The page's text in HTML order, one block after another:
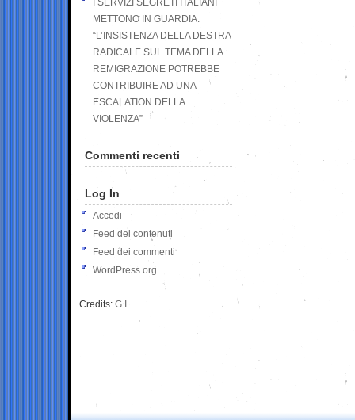
I SERVIZI SEGRETI ITALIANI
METTONO IN GUARDIA:
“L’INSISTENZA DELLA DESTRA
RADICALE SUL TEMA DELLA
REMIGRAZIONE POTREBBE
CONTRIBUIRE AD UNA
ESCALATION DELLA
VIOLENZA”
Commenti recenti
Log In
Accedi
Feed dei contenuti
Feed dei commenti
WordPress.org
Credits: G.I